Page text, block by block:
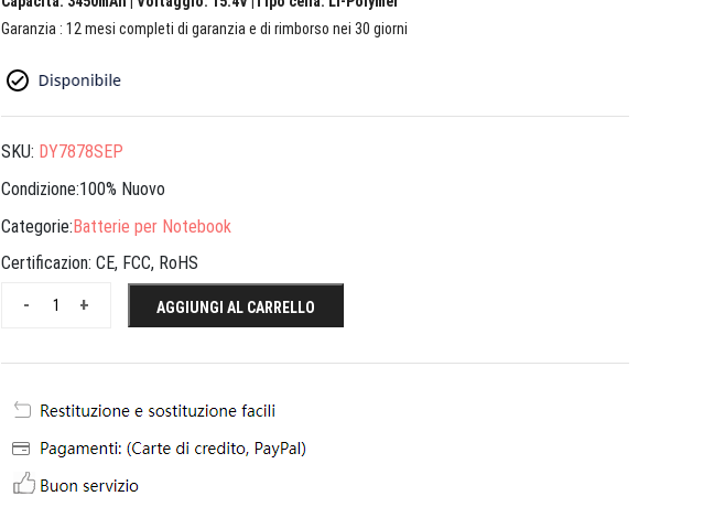
Garanzia : 12 mesi completi di garanzia e di rimborso nei 30 giorni
SKU: DY7878SEP
Condizione:100% Nuovo
Categorie:Batterie per Notebook
Certificazion: CE, FCC, RoHS
+
- AGGIUNGI AL CARRELLO